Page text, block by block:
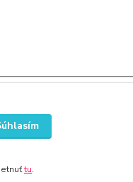
tu.